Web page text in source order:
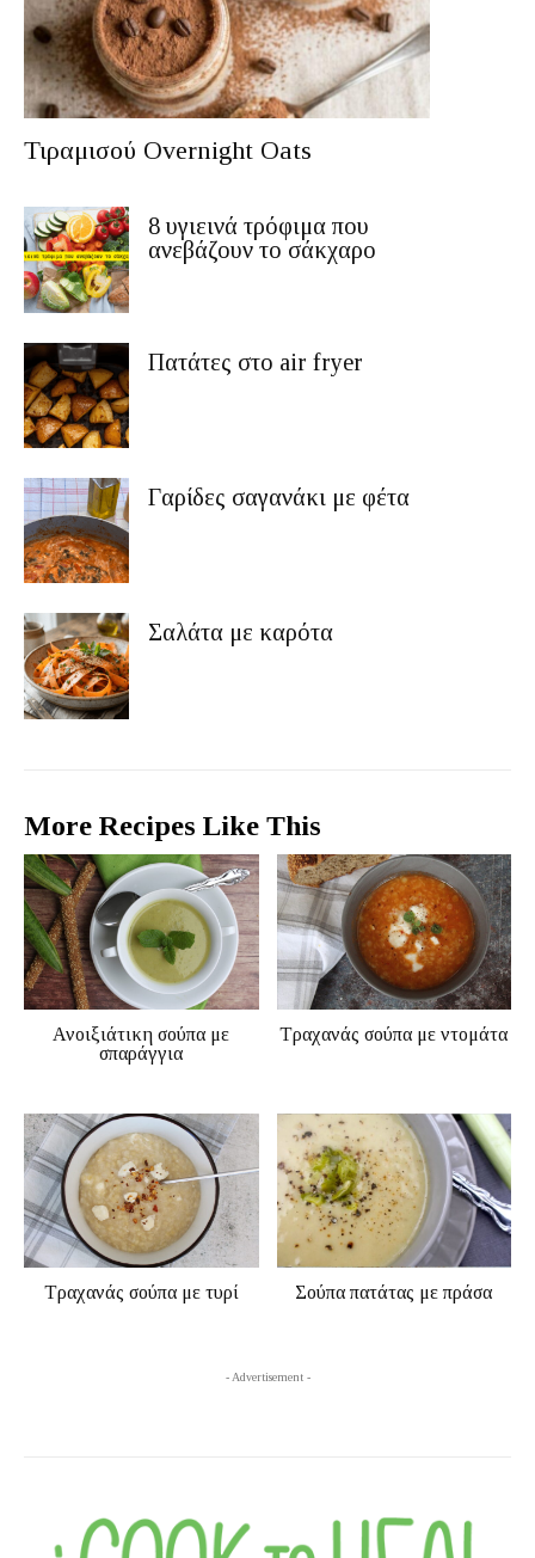
Τιραμισού Overnight Oats
8 υγιεινά τρόφιμα που
ανεβάζουν το σάκχαρο
Πατάτες στο air fryer
Γαρίδες σαγανάκι με φέτα
Σαλάτα με καρότα
More Recipes Like This
Ανοιξιάτικη σούπα με
σπαράγγια
Τραχανάς σούπα με ντομάτα
Τραχανάς σούπα με τυρί Σούπα πατάτας με πράσα
- Advertisement -